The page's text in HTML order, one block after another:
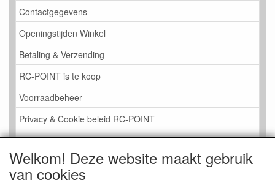
Contactgegevens
Openingstijden Winkel
Betaling & Verzending
RC-POINT is te koop
Voorraadbeheer
Privacy & Cookie beleid RC-POINT
LINK PAGINA
Gastenboek RC-POINT
Welkom! Deze website maakt gebruik
van cookies